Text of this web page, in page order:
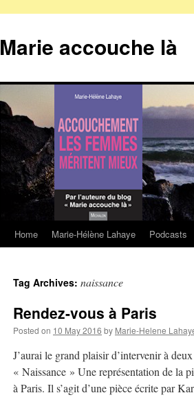
Marie accouche là
Skip
content
Home Marie-Hélène Lahaye Podcasts
Tag Archives: naissance
Rendez-vous à Paris
Posted on 10 May 2016 by Marie-Helene
J’aurai le grand plaisir d’intervenir à
« Naissance » Une représentation de la
à Paris. Il s’agit d’une pièce écrite par